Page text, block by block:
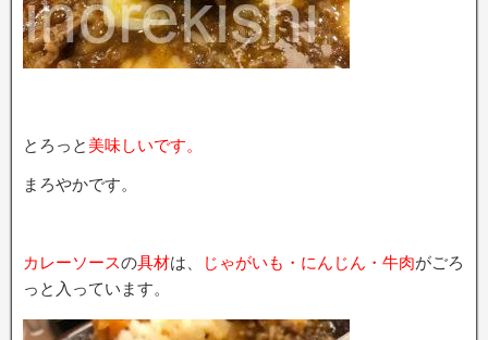
とろっと 美味しいです。
まろやかです。
カレーソースの具材は、 じゃがいも・にんじん・牛肉がごろ
っと入っています。